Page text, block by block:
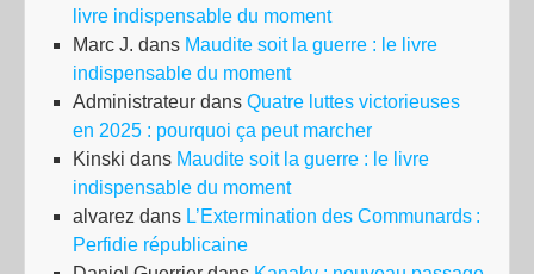
livre indispensable du moment
Marc J. dans Maudite soit la guerre : le livre
indispensable du moment
Administrateur dans Quatre luttes victorieuses
en 2025 : pourquoi ça peut marcher
Kinski dans Maudite soit la guerre : le livre
indispensable du moment
alvarez dans L’Extermination des Communards :
Perfidie républicaine